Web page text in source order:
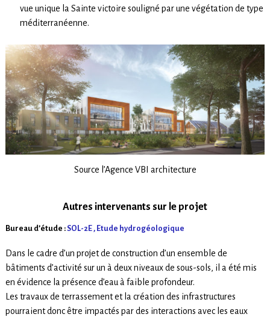
vue unique la Sainte victoire souligné par une végétation de type
méditerranéenne.
Source l’Agence VBI architecture
Autres intervenants sur le projet
Bureau d’étude : SOL-2E , Etude hydrogéologique
Dans le cadre d’un projet de construction d’un ensemble de
bâtiments d’activité sur un à deux niveaux de sous-sols, il a été mis
en évidence la présence d’eau à faible profondeur.
Les travaux de terrassement et la création des infrastructures
pourraient donc être impactés par des interactions avec les eaux